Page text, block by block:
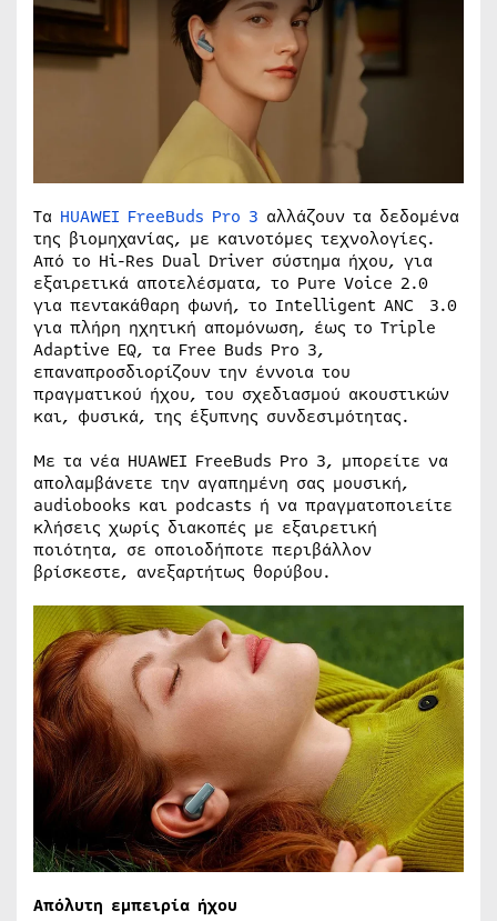
Τα HUAWEI FreeBuds Pro 3 αλλάζουν τα δεδομένα
της βιομηχανίας, με καινοτόμες τεχνολογίες.
Από το Hi-Res Dual Driver σύστημα ήχου, για
εξαιρετικά αποτελέσματα, το Pure Voice 2.0
για πεντακάθαρη φωνή, το Intelligent ANC 3.0
για πλήρη ηχητική απομόνωση, έως το Triple
Adaptive EQ, τα Free Buds Pro 3,
επαναπροσδιορίζουν την έννοια του
πραγματικού ήχου, του σχεδιασμού ακουστικών
και, φυσικά, της έξυπνης συνδεσιμότητας.
Με τα νέα HUAWEI FreeBuds Pro 3, μπορείτε να
απολαμβάνετε την αγαπημένη σας μουσική,
audiobooks και podcasts ή να πραγματοποιείτε
κλήσεις χωρίς διακοπές με εξαιρετική
ποιότητα, σε οποιοδήποτε περιβάλλον
βρίσκεστε, ανεξαρτήτως θορύβου.
Απόλυτη εμπειρία ήχου